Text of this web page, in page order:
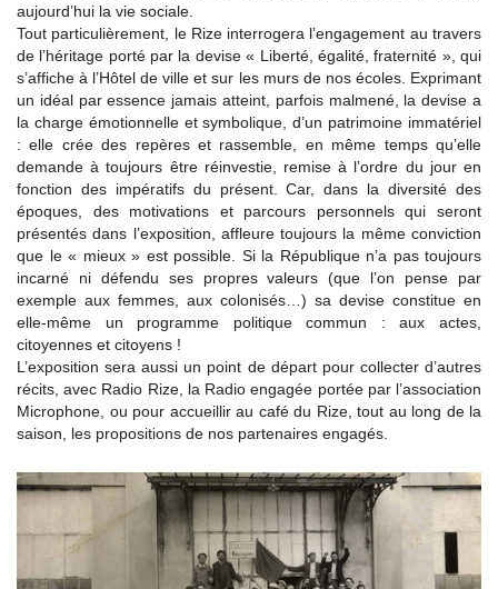
aujourd’hui la vie sociale.
Tout particulièrement, le Rize interrogera l’engagement au travers
de l’héritage porté par la devise « Liberté, égalité, fraternité », qui
s’affiche à l’Hôtel de ville et sur les murs de nos écoles. Exprimant
un idéal par essence jamais atteint, parfois malmené, la devise a
la charge émotionnelle et symbolique, d’un patrimoine immatériel
: elle crée des repères et rassemble, en même temps qu’elle
demande à toujours être réinvestie, remise à l’ordre du jour en
fonction des impératifs du présent. Car, dans la diversité des
époques, des motivations et parcours personnels qui seront
présentés dans l’exposition, affleure toujours la même conviction
que le « mieux » est possible. Si la République n’a pas toujours
incarné ni défendu ses propres valeurs (que l’on pense par
exemple aux femmes, aux colonisés…) sa devise constitue en
elle-même un programme politique commun : aux actes,
citoyennes et citoyens !
L’exposition sera aussi un point de départ pour collecter d’autres
récits, avec Radio Rize, la Radio engagée portée par l’association
Microphone, ou pour accueillir au café du Rize, tout au long de la
saison, les propositions de nos partenaires engagés.